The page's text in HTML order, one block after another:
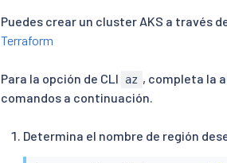
Puedes crear un cluster AKS a través
Terraform
Para la opción de CLI az , completa la
comandos a continuación.
Determina el nombre de región